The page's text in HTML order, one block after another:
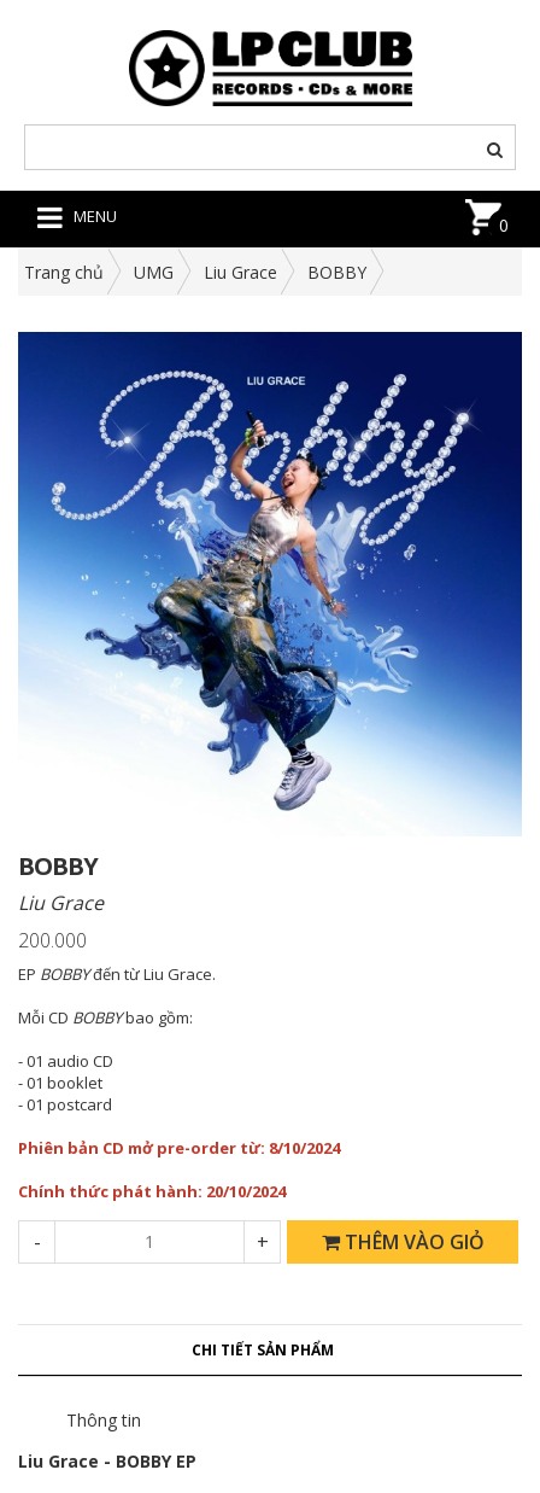
MENU 0
Trang chủ UMG Liu Grace BOBBY
BOBBY
Liu Grace
200.000
EP BOBBYđến từ Liu Grace.
Mỗi CD BOBBYbao gồm:
- 01 audio CD
- 01 booklet
- 01 postcard
Phiên bản CD mở pre-order từ: 8/10/2024
Chính thức phát hành: 20/10/2024
+
- THÊM VÀO GIỎ
CHI TIẾT SẢN PHẨM
Thông tin
Liu Grace - BOBBY EP